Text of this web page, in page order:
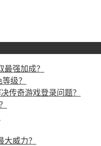
强加成？
级？
传奇游戏登录问题？
威力？